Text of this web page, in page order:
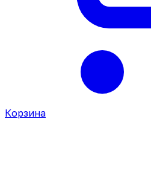
Корзина